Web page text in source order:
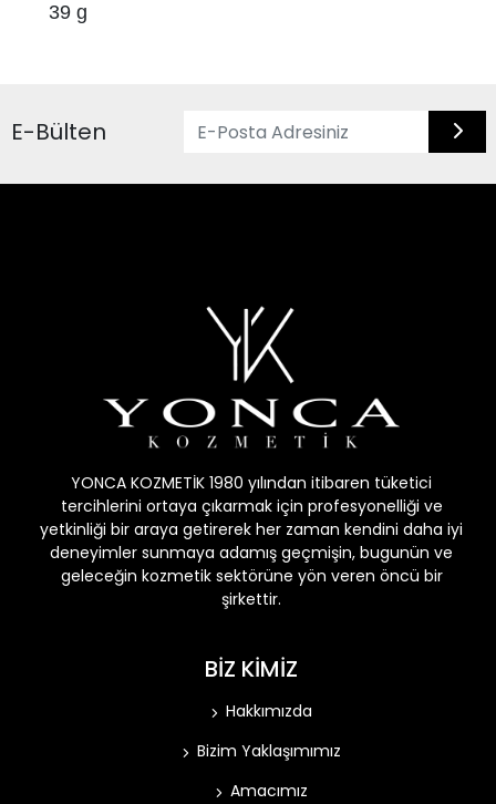
39g
E-Bülten
YONCA KOZMETİK 1980 yılından itibaren tüketici
tercihlerini ortaya çıkarmak için profesyonelliği ve
yetkinliği bir araya getirerek her zaman kendini daha iyi
deneyimler sunmaya adamış geçmişin, bugunün ve
geleceğin kozmetik sektörüne yön veren öncü bir
şirkettir.
BİZ KİMİZ
Hakkımızda
Bizim Yaklaşımımız
Amacımız